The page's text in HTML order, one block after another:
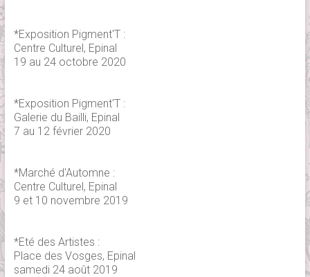
*Exposition Pigment'T :
Centre Culturel, Epinal
19 au 24 octobre 2020
*Exposition Pigment'T :
Galerie du Bailli, Epinal
7 au 12 février 2020
*Marché d'Automne :
Centre Culturel, Epinal
9 et 10 novembre 2019
*Eté des Artistes :
Place des Vosges, Epinal
samedi 24 août 2019